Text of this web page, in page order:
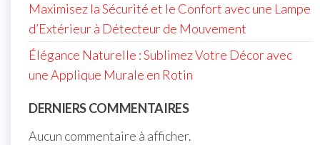
Maximisez la Sécurité et le Confort avec une Lampe
d’Extérieur à Détecteur de Mouvement
Élégance Naturelle : Sublimez Votre Décor avec
une Applique Murale en Rotin
DERNIERS COMMENTAIRES
Aucun commentaire à afficher.